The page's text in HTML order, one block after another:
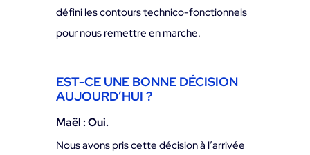
défini les contours technico-fonctionnels
pour nous remettre en marche.
EST-CE UNE BONNE DÉCISION
AUJOURD’HUI ?
Maël :Oui.
Nous avons pris cette décision à l’arrivée